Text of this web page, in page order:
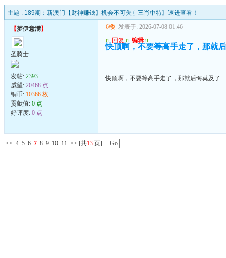
主题 : 189期：新澳门【财神赚钱】机会不可失〖三肖中特〗速进查看！
【梦伊意满】
圣骑士
发帖: 2393
威望: 20468 点
铜币: 10366 枚
贡献值: 0 点
好评度: 0 点
6楼 发表于: 2026-07-08 01:46
u 回复 u 编辑 u
快顶啊，不要等高手走了，那就
快顶啊，不要等高手走了，那就后悔莫及了
<< 4 5 6 7 8 9 10 11 >> [共13 页] Go